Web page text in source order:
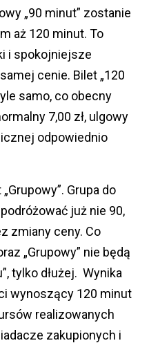
„90 minut” zostanie
aż 120 minut. To
i spokojniejsze
cenie. Bilet „120
samo, co obecny
7,00 zł, ulgowy
odpowiednio
Grupa do
już nie 90,
zmiany ceny. Co
„Grupowy” nie będą
tylko dłużej. Wynika
wynoszący 120 minut
realizowanych
zakupionych i